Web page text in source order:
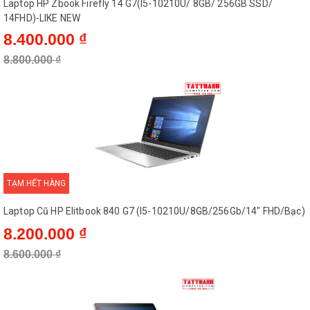
HP EliteBook Folio 1040 G2 - Thiết
kế đẹp, hiệu năng ổn định, xứng
Máy nặng 1,4kg kết hợp với bộ khung mỏng và các góc được bo
Laptop HP Zbook Firefly 14 G7(I5-10210U/ 8GB/ 256GB SSD/
14FHD)-LIKE NEW
8.400.000 ₫
8.800.000 ₫
TẠM HẾT HÀNG
Laptop Cũ HP Elitbook 840 G7 (I5-10210U/8GB/256Gb/14" FHD/Bạc)
8.200.000 ₫
8.600.000 ₫